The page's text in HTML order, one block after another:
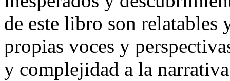
de este libro son relatables
propias voces y
y complejidad a la